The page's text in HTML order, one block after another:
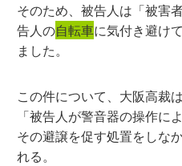
そのため、被告人は「被害
告人の自転車に気付き避け
ました。
この件について、大阪高裁は
「被告人が警音器の操作に
その避譲を促す処置をしな
れる。